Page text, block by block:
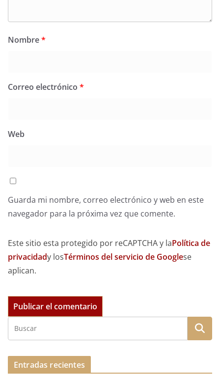
Nombre*
Correo electrónico *
Web
Guarda mi nombre, correo electrónico y web en este
navegador para la próxima vez que comente.
Este sitio esta protegido por reCAPTCHA y laPolítica de
privacidady losTérminos del servicio de Googlese
aplican.
Entradas recientes